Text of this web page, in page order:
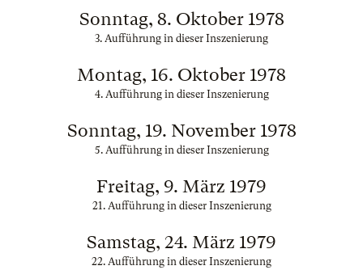
Sonntag, 8. Oktober 1978
3. Aufführung in dieser Inszenierung
Montag, 16. Oktober 1978
4. Aufführung in dieser Inszenierung
Sonntag, 19. November 1978
5. Aufführung in dieser Inszenierung
Freitag, 9. März 1979
21. Aufführung in dieser Inszenierung
Samstag, 24. März 1979
22. Aufführung in dieser Inszenierung